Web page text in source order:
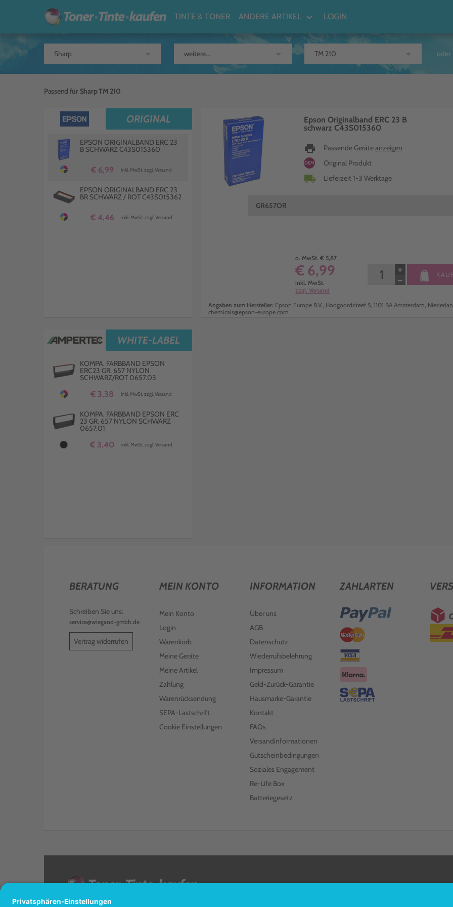
TINTE & TONER ANDERE ARTIKEL keyboard_arrow_down LOGIN
oder
Passend für Sharp TM 210
ORIGINAL
EPSON ORIGINALBAND ERC 23
B SCHWARZ C43S015360
€ 6,99 inkl. MwSt. zzgl. Versand
EPSON ORIGINALBAND ERC 23
BR SCHWARZ / ROT C43S015362
€ 4,46 inkl. MwSt. zzgl. Versand
Epson Originalband ERC 23 B
schwarz C43S015360
print Passende Geräteanzeigen
OEM Original Produkt
local_shipping Lieferzeit 1-3 Werktage
GR657OR
o. MwSt. € 5,87
€ 6,99
inkl. MwSt.
zzgl. Versand
−
+
Angaben zum Hersteller: Epson Europe B.V., Hoogoorddreef 5, 1101 BA Amsterdam,
chemicals@epson-europe.com
WHITE-LABEL
KOMPA. FARBBAND EPSON
ERC23 GR. 657 NYLON
SCHWARZ/ROT 0657.03
€ 3,38 inkl. MwSt. zzgl. Versand
KOMPA. FARBBAND EPSON ERC
23 GR. 657 NYLON SCHWARZ
0657.01
€ 3,40 inkl. MwSt. zzgl. Versand
BERATUNG
Schreiben Sie uns:
service@wiegand-gmbh.de
Vertrag widerrufen
MEIN KONTO
Mein Konto
Login
Warenkorb
Meine Geräte
Meine Artikel
Zahlung
Warenrücksendung
SEPA-Lastschrift
Cookie Einstellungen
INFORMATION
Über uns
AGB
Datenschutz
Wiederrufsbelehrung
Impressum
Geld-Zurück-Garantie
Hausmarke-Garantie
Kontakt
FAQs
Versandinformationen
Gutscheinbedingungen
Soziales Engagement
Re-Life Box
Batteriegesetz
ZAHLARTEN
< FOLGEN SIE UNS